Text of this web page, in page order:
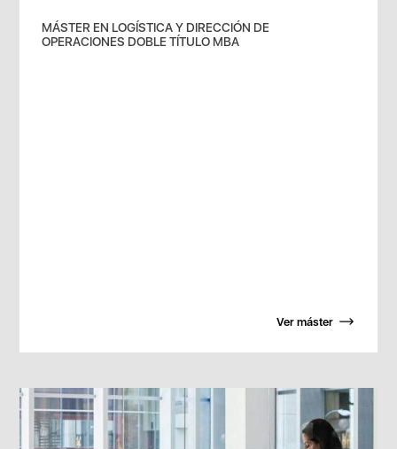
MÁSTER EN LOGÍSTICA Y DIRECCIÓN DE
OPERACIONES DOBLE TÍTULO MBA
Ver máster